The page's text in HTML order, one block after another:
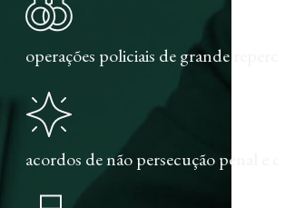
operações policiais de grande
acordos de não persecução penal e